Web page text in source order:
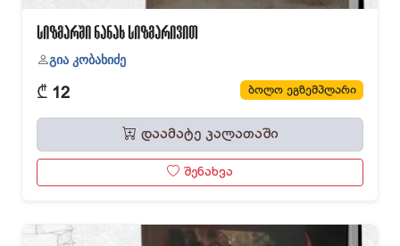
სიზმარში ნანახ სიზმარივით
გია კობახიძე
₾ 12 ბოლო ეგზემპლარი
დაამატე კალათაში
შენახვა